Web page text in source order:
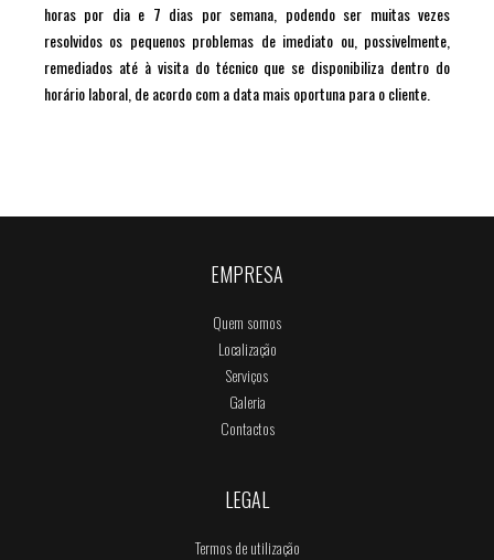
horas por dia e 7 dias por semana, podendo ser muitas vezes
resolvidos os pequenos problemas de imediato ou, possivelmente,
remediados até à visita do técnico que se disponibiliza dentro do
horário laboral, de acordo com a data mais oportuna para o cliente.
EMPRESA
Quem somos
Localização
Serviços
Galeria
Contactos
LEGAL
Termos de utilização